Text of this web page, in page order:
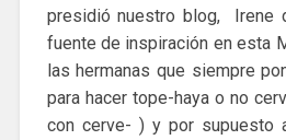
presidió nuestro blog, Irene
fuente de inspiración en esta
las hermanas que siempre
para hacer tope-haya o no
con cerve- ) y por supuesto